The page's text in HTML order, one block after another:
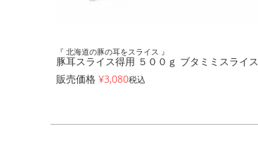
『 北海道の豚の耳をスライス 』
豚耳スライス得用 ５００ｇ ブタミミスライス
販売価格 ¥3,080税込